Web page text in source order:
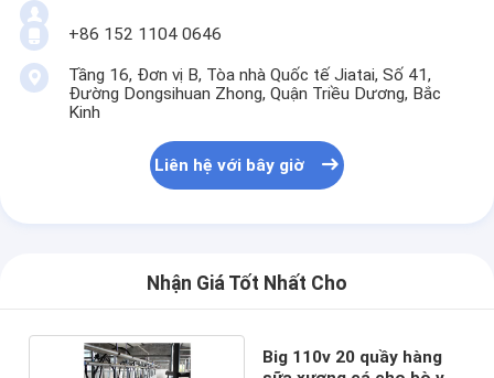
+86 152 1104 0646
Tầng 16, Đơn vị B, Tòa nhà Quốc tế Jiatai, Số 41,
Đường Dongsihuan Zhong, Quận Triều Dương, Bắc
Kinh
Liên hệ với bây giờ
Nhận Giá Tốt Nhất Cho
Big 110v 20 quầy hàng